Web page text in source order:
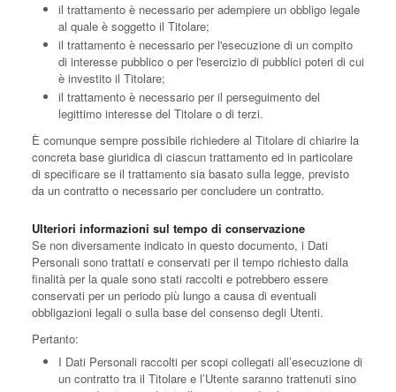
il trattamento è necessario per adempiere un obbligo legale
al quale è soggetto il Titolare;
il trattamento è necessario per l'esecuzione di un compito
di interesse pubblico o per l'esercizio di pubblici poteri di cui
è investito il Titolare;
il trattamento è necessario per il perseguimento del
legittimo interesse del Titolare o di terzi.
È comunque sempre possibile richiedere al Titolare di chiarire la
concreta base giuridica di ciascun trattamento ed in particolare
di specificare se il trattamento sia basato sulla legge, previsto
da un contratto o necessario per concludere un contratto.
Ulteriori informazioni sul tempo di conservazione
Se non diversamente indicato in questo documento, i Dati
Personali sono trattati e conservati per il tempo richiesto dalla
finalità per la quale sono stati raccolti e potrebbero essere
conservati per un periodo più lungo a causa di eventuali
obbligazioni legali o sulla base del consenso degli Utenti.
Pertanto:
I Dati Personali raccolti per scopi collegati all’esecuzione di
un contratto tra il Titolare e l’Utente saranno trattenuti sino